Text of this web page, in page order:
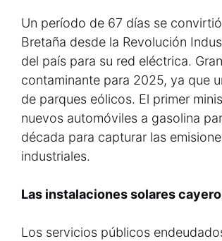
Un período de 67 días se
Bretaña desde la Revolución
del país para su red eléctrica.
contaminante para 2025, ya que
de parques eólicos. El primer
nuevos automóviles a gasolina
década para capturar las
industriales.
Las instalaciones solares
Los servicios públicos